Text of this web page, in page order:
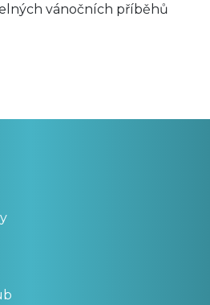
vánočních příběhů